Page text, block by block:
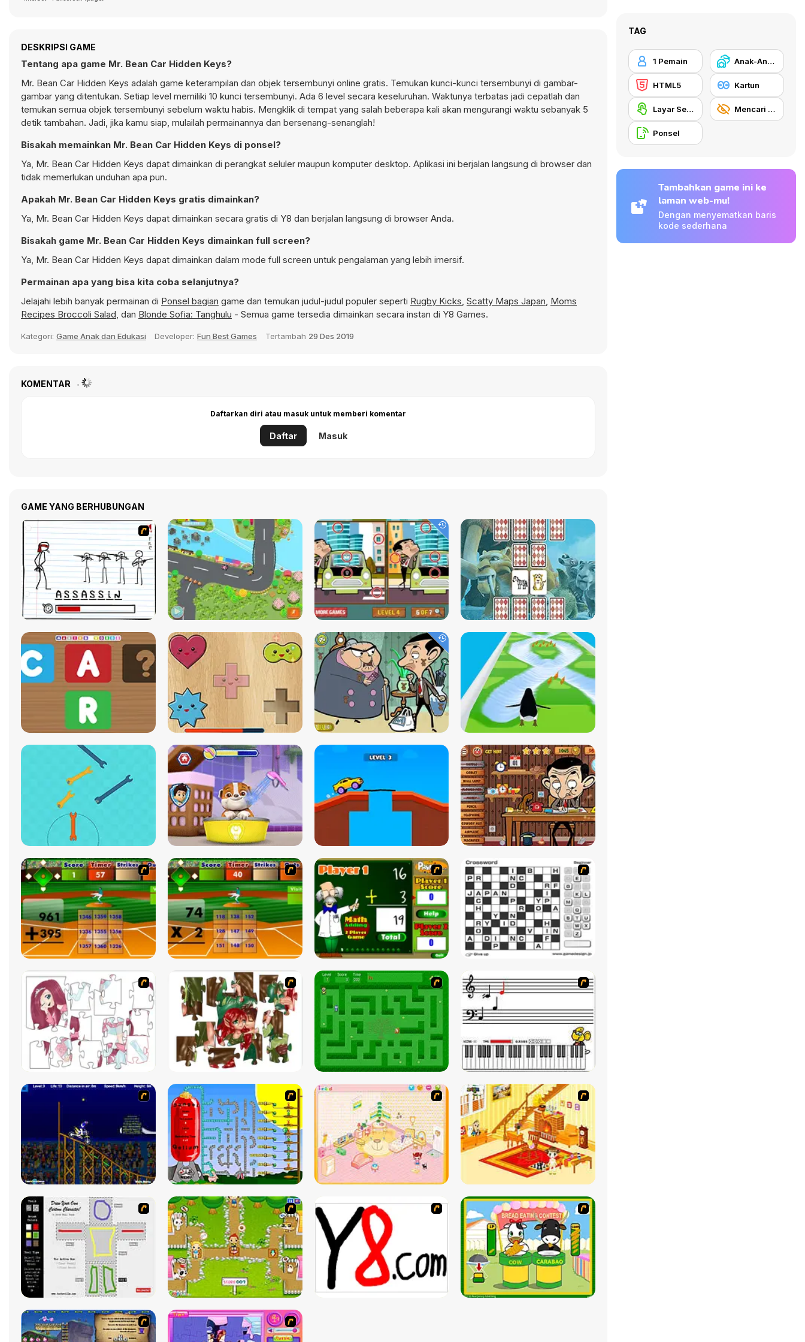
DESKRIPSI GAME
Tentang apa game Mr. Bean Car Hidden Keys?
Mr. Bean Car Hidden Keys adalah game keterampilan dan objek tersembunyi online gratis. Temukan kunci-kunci tersembunyi di gambar-
gambar yang ditentukan. Setiap level memiliki 10 kunci tersembunyi. Ada 6 level secara keseluruhan. Waktunya terbatas jadi cepatlah dan
temukan semua objek tersembunyi sebelum waktu habis. Mengklik di tempat yang salah beberapa kali akan mengurangi waktu sebanyak 5
detik tambahan. Jadi, jika kamu siap, mulailah permainannya dan bersenang-senanglah!
Bisakah memainkan Mr. Bean Car Hidden Keys di ponsel?
Ya, Mr. Bean Car Hidden Keys dapat dimainkan di perangkat seluler maupun komputer desktop. Aplikasi ini berjalan langsung di browser dan
tidak memerlukan unduhan apa pun.
Apakah Mr. Bean Car Hidden Keys gratis dimainkan?
Ya, Mr. Bean Car Hidden Keys dapat dimainkan secara gratis di Y8 dan berjalan langsung di browser Anda.
Bisakah game Mr. Bean Car Hidden Keys dimainkan full screen?
Ya, Mr. Bean Car Hidden Keys dapat dimainkan dalam mode full screen untuk pengalaman yang lebih imersif.
Permainan apa yang bisa kita coba selanjutnya?
Jelajahi lebih banyak permainan di Ponsel bagian game dan temukan judul-judul populer seperti Rugby Kicks, Scatty Maps Japan, Moms
Recipes Broccoli Salad, dan Blonde Sofia: Tanghulu - Semua game tersedia dimainkan secara instan di Y8 Games.
Kategori: Game Anak dan Edukasi Developer: Fun Best Games Tertambah 29 Des 2019
KOMENTAR
Daftarkan diri atau masuk untuk memberi komentar
Daftar Masuk
GAME YANG BERHUBUNGAN
TAG
1 Pemain Anak-Anak
HTML5 Kartun
Layar Sentuh Mencari Benda
Ponsel
Tambahkan game ini ke
laman web-mu!
Dengan menyematkan baris
kode sederhana